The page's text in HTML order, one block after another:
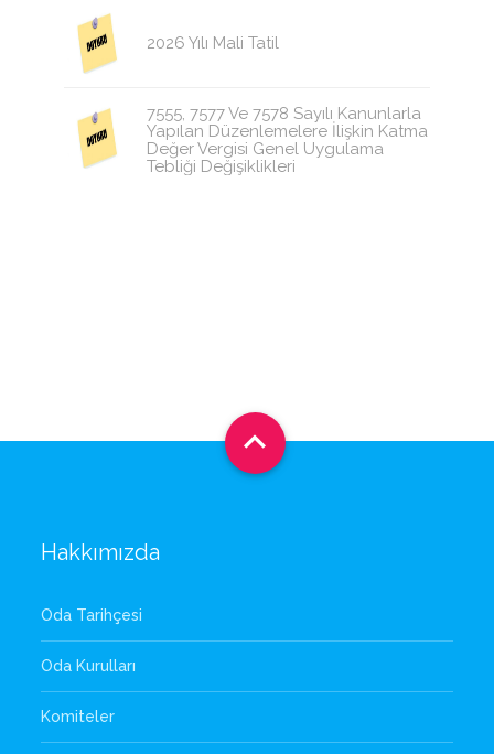
2026 Yılı Mali Tatil
7555, 7577 Ve 7578 Sayılı Kanunlarla
Yapılan Düzenlemelere İlişkin Katma
Değer Vergisi Genel Uygulama
Tebliği Değişiklikleri

Hakkımızda
Oda Tarihçesi
Oda Kurulları
Komiteler